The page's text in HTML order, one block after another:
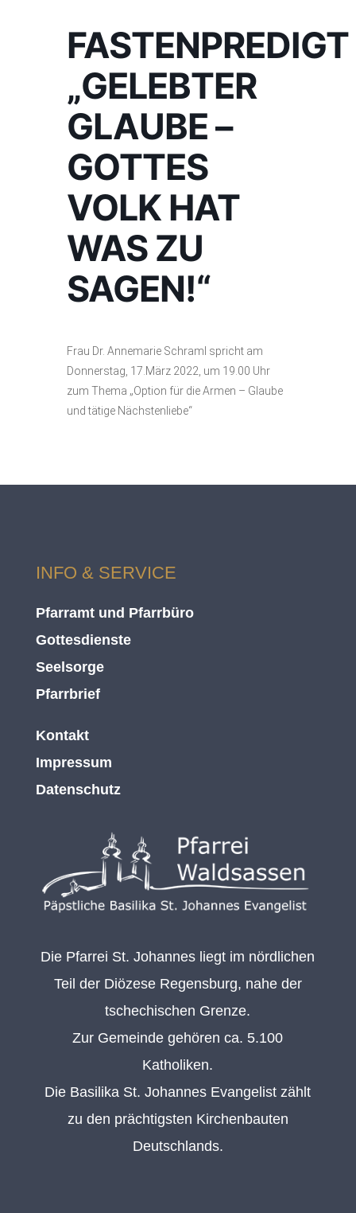
FASTENPREDIGT
„GELEBTER
GLAUBE –
GOTTES
VOLK HAT
WAS ZU
SAGEN!“
Frau Dr. Annemarie Schraml spricht am
Donnerstag, 17.März 2022, um 19.00 Uhr
zum Thema „Option für die Armen – Glaube
und tätige Nächstenliebe“
INFO & SERVICE
Pfarramt und Pfarrbüro
Gottesdienste
Seelsorge
Pfarrbrief
Kontakt
Impressum
Datenschutz
Die Pfarrei St. Johannes liegt im nördlichen
Teil der Diözese Regensburg, nahe der
tschechischen Grenze.
Zur Gemeinde gehören ca. 5.100
Katholiken.
Die Basilika St. Johannes Evangelist zählt
zu den prächtigsten Kirchenbauten
Deutschlands.